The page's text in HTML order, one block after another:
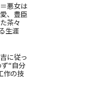
悪女は
、豊臣
茶々
生涯
に従っ
“自分
作の技